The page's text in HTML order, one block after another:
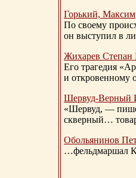
Горький, Максим
По своему
он выступил в
Жихарев Степан
Его трагедия
и откровенному
Шервуд-Верный
«Шервуд, —
скверный…
Обольянинов
…фельдмаршал